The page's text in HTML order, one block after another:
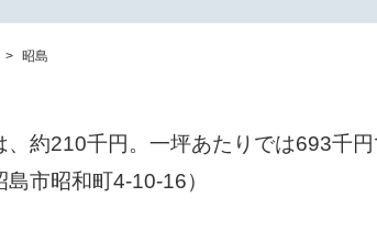
昭島
、約210千円。一坪あたりでは693千
市昭和町4-10-16）